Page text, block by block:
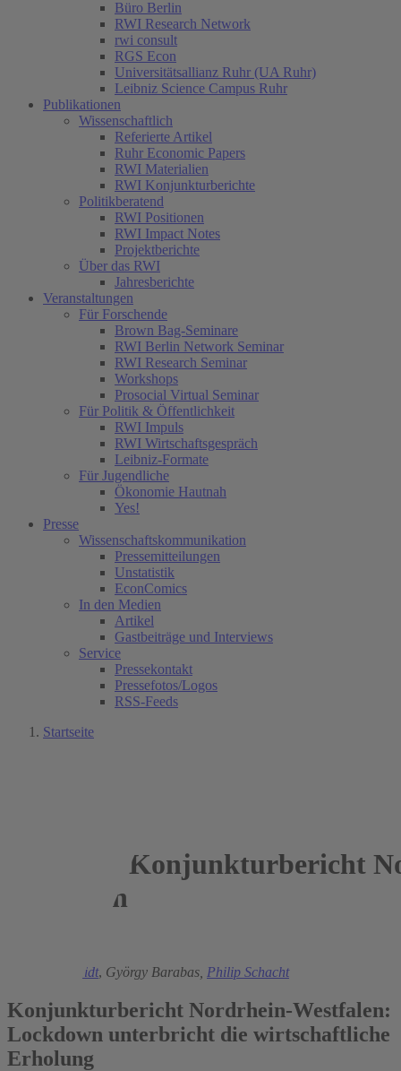
Büro Berlin
RWI Research Network
rwi consult
RGS Econ
Universitätsallianz Ruhr (UA Ruhr)
Leibniz Science Campus Ruhr
Publikationen
Wissenschaftlich
Referierte Artikel
Ruhr Economic Papers
RWI Materialien
RWI Konjunkturberichte
Politikberatend
RWI Positionen
RWI Impact Notes
Projektberichte
Über das RWI
Jahresberichte
Veranstaltungen
Für Forschende
Brown Bag-Seminare
RWI Berlin Network Seminar
RWI Research Seminar
Workshops
Prosocial Virtual Seminar
Für Politik & Öffentlichkeit
RWI Impuls
RWI Wirtschaftsgespräch
Leibniz-Formate
Für Jugendliche
Ökonomie Hautnah
Yes!
Presse
Wissenschaftskommunikation
Pressemitteilungen
Unstatistik
EconComics
In den Medien
Artikel
Gastbeiträge und Interviews
Service
Pressekontakt
Pressefotos/Logos
RSS-Feeds
Startseite
Konjunkturbericht
Westfalen
Torsten Schmidt, György Barabas, Philip Schacht
Konjunkturbericht Nordrhein-Westfalen:
Lockdown unterbricht die wirtschaftliche
Erholung